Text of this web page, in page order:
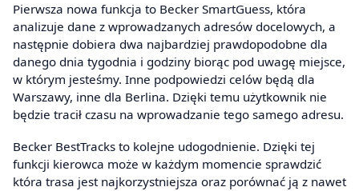
Pierwsza nowa funkcja to Becker SmartGuess, która
analizuje dane z wprowadzanych adresów docelowych, a
następnie dobiera dwa najbardziej prawdopodobne dla
danego dnia tygodnia i godziny biorąc pod uwagę miejsce,
w którym jesteśmy. Inne podpowiedzi celów będą dla
Warszawy, inne dla Berlina. Dzięki temu użytkownik nie
będzie tracił czasu na wprowadzanie tego samego adresu.
Becker BestTracks to kolejne udogodnienie. Dzięki tej
funkcji kierowca może w każdym momencie sprawdzić
która trasa jest najkorzystniejsza oraz porównać ją z nawet